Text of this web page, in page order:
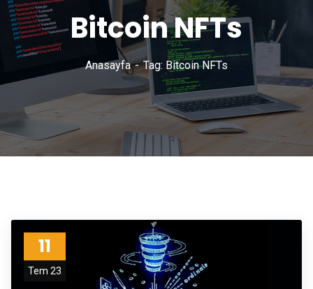
Bitcoin NFTs
Anasayfa Tag: Bitcoin NFTs
11
Tem 23